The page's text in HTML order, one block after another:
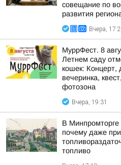
совещание по
развития
Вчера,
МуррФест. 8
Летнем саду
кошек: Концерт,
вечеринка,
фотозона
Вчера, 19:31
В Минпромторге
почему даже
топливо